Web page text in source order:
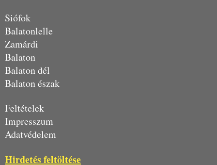
Siófok
Balatonlelle
Zamárdi
Balaton
Balaton dél
Balaton észak
Feltételek
Impresszum
Adatvédelem
Hirdetés feltöltése